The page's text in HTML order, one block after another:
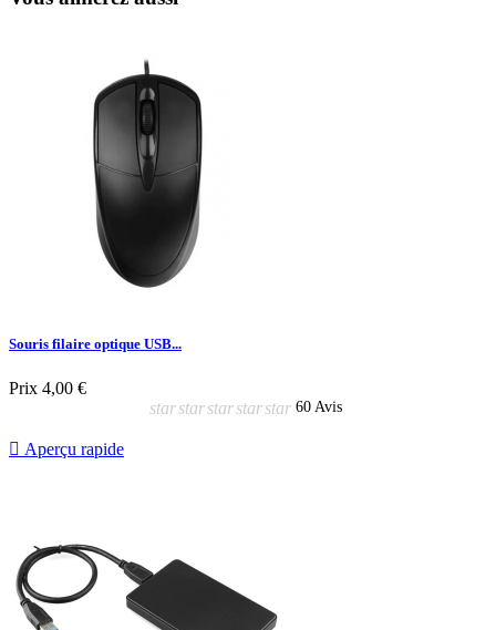
Souris filaire optique USB...
Prix 4,00 €
starstarstarstarstar 60 Avis
 Aperçu rapide